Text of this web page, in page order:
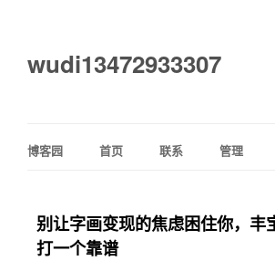
wudi13472933307
博客园 首页 联系 管理
别让字画变现的焦虑困住你，丰
打一个靠谱